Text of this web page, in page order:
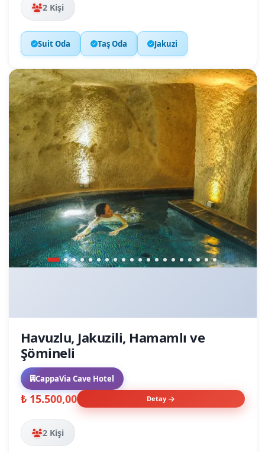
2 Kişi
Suit Oda Taş Oda Jakuzi
Havuzlu, Jakuzili, Hamamlı ve
Şömineli
CappaVia Cave Hotel
₺ 15.500,00 Detay
2 Kişi